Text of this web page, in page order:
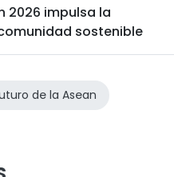
2026 impulsa la
sostenible
de la Asean